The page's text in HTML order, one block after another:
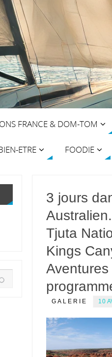
FRANCE & DOM-TOM
ETRE FOODIE
3 jours
Tjuta
Kings
GALERIE 10